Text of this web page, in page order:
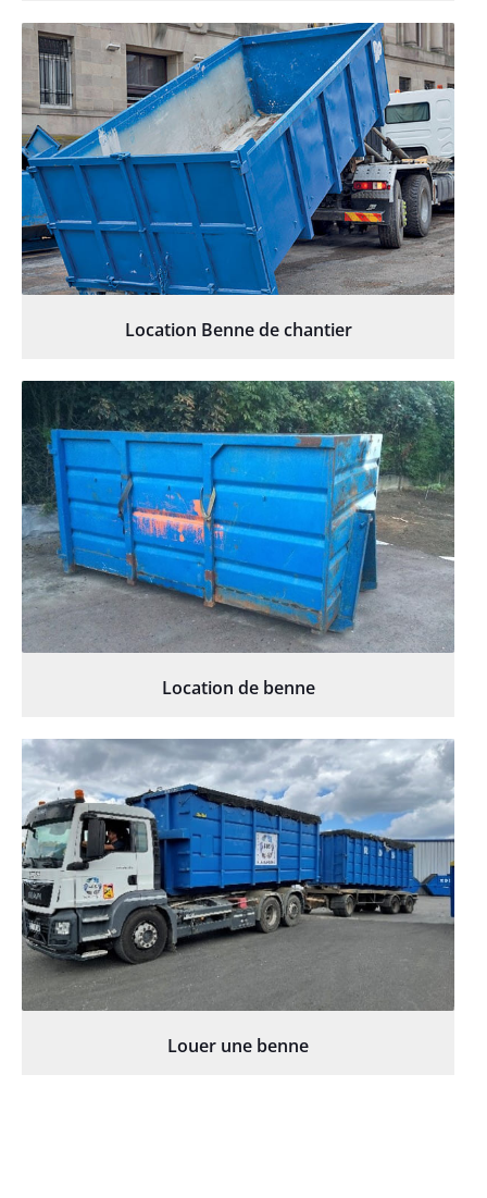
Location Benne de chantier
Location de benne
Louer une benne